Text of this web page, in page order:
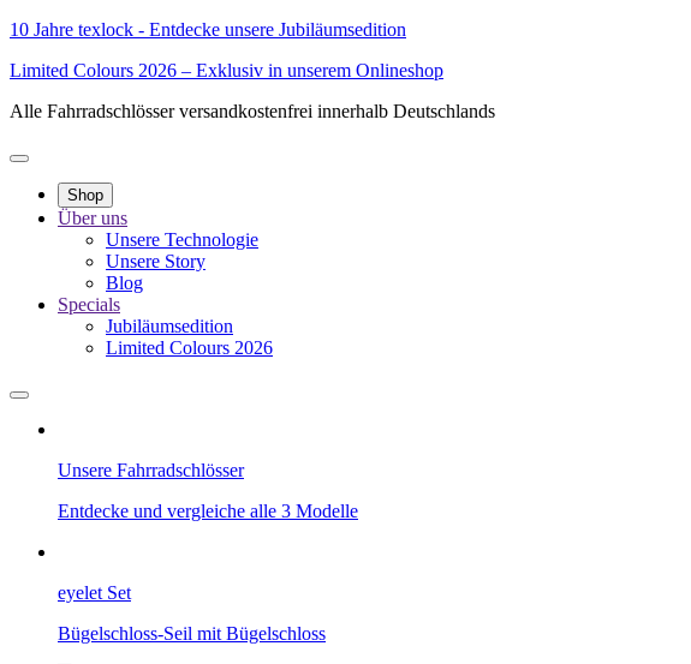
10 Jahre texlock - Entdecke unsere Jubiläumsedition
Limited Colours 2026 – Exklusiv in unserem Onlineshop
Alle Fahrradschlösser versandkostenfrei innerhalb Deutschlands
Shop
Über uns
Unsere Technologie
Unsere Story
Blog
Specials
Jubiläumsedition
Limited Colours 2026
Unsere Fahrradschlösser
Entdecke und vergleiche alle 3 Modelle
eyelet Set
Bügelschloss-Seil mit Bügelschloss